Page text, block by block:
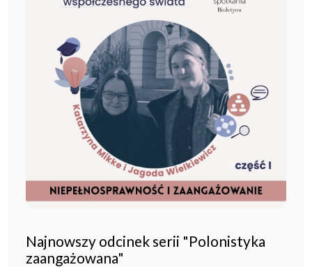
Najnowszy odcinek serii "Polonistyka
zaangażowana"